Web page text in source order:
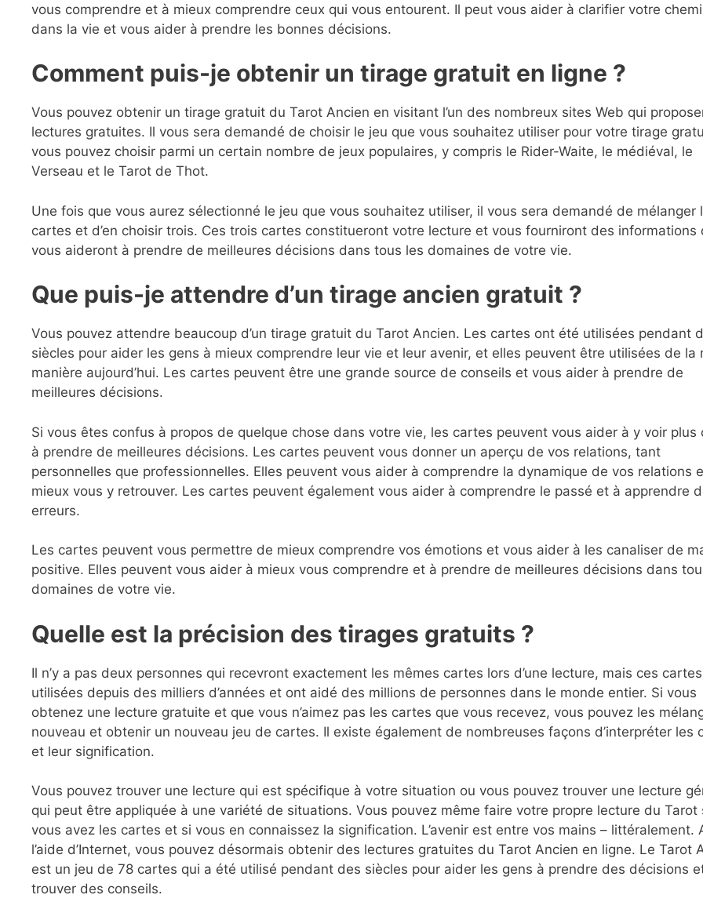
vous comprendre et à mieux comprendre ceux qui vous entourent. Il peut vous aider à clarifier votre
dans la vie et vous aider à prendre les bonnes décisions.
Comment puis-je obtenir un tirage gratuit en ligne ?
Vous pouvez obtenir un tirage gratuit du Tarot Ancien en visitant l’un des nombreux sites Web qui
lectures gratuites. Il vous sera demandé de choisir le jeu que vous souhaitez utiliser pour votre tirage
vous pouvez choisir parmi un certain nombre de jeux populaires, y compris le Rider-Waite, le médiéval, le
Verseau et le Tarot de Thot.
Une fois que vous aurez sélectionné le jeu que vous souhaitez utiliser, il vous sera demandé de mélanger
cartes et d’en choisir trois. Ces trois cartes constitueront votre lecture et vous fourniront des informations
vous aideront à prendre de meilleures décisions dans tous les domaines de votre vie.
Que puis-je attendre d’un tirage ancien gratuit ?
Vous pouvez attendre beaucoup d’un tirage gratuit du Tarot Ancien. Les cartes ont été utilisées pendant
siècles pour aider les gens à mieux comprendre leur vie et leur avenir, et elles peuvent être utilisées de la
manière aujourd’hui. Les cartes peuvent être une grande source de conseils et vous aider à prendre de
meilleures décisions.
Si vous êtes confus à propos de quelque chose dans votre vie, les cartes peuvent vous aider à y voir plus
à prendre de meilleures décisions. Les cartes peuvent vous donner un aperçu de vos relations, tant
personnelles que professionnelles. Elles peuvent vous aider à comprendre la dynamique de vos relations
mieux vous y retrouver. Les cartes peuvent également vous aider à comprendre le passé et à apprendre
erreurs.
Les cartes peuvent vous permettre de mieux comprendre vos émotions et vous aider à les canaliser de
positive. Elles peuvent vous aider à mieux vous comprendre et à prendre de meilleures décisions dans
domaines de votre vie.
Quelle est la précision des tirages gratuits ?
Il n’y a pas deux personnes qui recevront exactement les mêmes cartes lors d’une lecture, mais ces
utilisées depuis des milliers d’années et ont aidé des millions de personnes dans le monde entier. Si vous
obtenez une lecture gratuite et que vous n’aimez pas les cartes que vous recevez, vous pouvez les
nouveau et obtenir un nouveau jeu de cartes. Il existe également de nombreuses façons d’interpréter les
et leur signification.
Vous pouvez trouver une lecture qui est spécifique à votre situation ou vous pouvez trouver une lecture
qui peut être appliquée à une variété de situations. Vous pouvez même faire votre propre lecture du Tarot
vous avez les cartes et si vous en connaissez la signification. L’avenir est entre vos mains – littéralement.
l’aide d’Internet, vous pouvez désormais obtenir des lectures gratuites du Tarot Ancien en ligne. Le Tarot
est un jeu de 78 cartes qui a été utilisé pendant des siècles pour aider les gens à prendre des décisions
trouver des conseils.